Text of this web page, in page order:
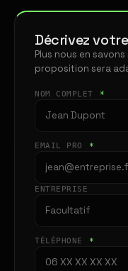
Décrivez
Plus nous en
proposition sera
NOM COMPLET *
EMAIL PRO *
ENTREPRISE
TÉLÉPHONE *